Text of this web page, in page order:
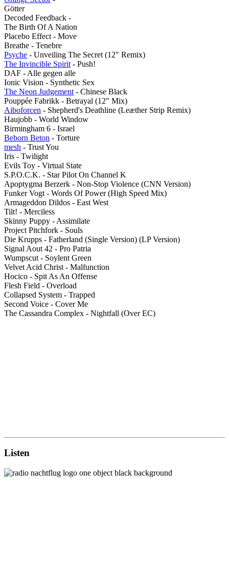
Götter
Decoded Feedback -
The Birth Of A Nation
Placebo Effect - Move
Breathe - Tenebre
Psyche - Unveiling The Secret (12" Remix)
The Invincible Spirit - Push!
DAF - Alle gegen alle
Ionic Vision - Synthetic Sex
The Neon Judgement - Chinese Black
Pouppée Fabrikk - Betrayal (12" Mix)
Aiboforcen - Shepherd's Deathline (Leæther Strip Remix)
Haujobb - World Window
Birmingham 6 - Israel
Beborn Beton - Torture
mesh - Trust You
Iris - Twilight
Evils Toy - Virtual State
S.P.O.C.K. - Star Pilot On Channel K
Apoptygma Berzerk - Non-Stop Violence (CNN Version)
Funker Vogt - Words Of Power (High Speed Mix)
Armageddon Dildos - East West
Tilt! - Merciless
Skinny Puppy - Assimilate
Project Pitchfork - Souls
Die Krupps - Fatherland (Single Version) (LP Version)
Signal Aout 42 - Pro Patria
Wumpscut - Soylent Green
Velvet Acid Christ - Malfunction
Hocico - Spit As An Offense
Flesh Field - Overload
Collapsed System - Trapped
Second Voice - Cover Me
The Cassandra Complex - Nightfall (Over EC)
Listen